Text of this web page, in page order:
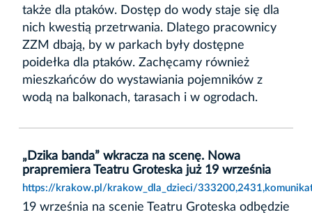
także dla ptaków. Dostęp do wody staje się dla
nich kwestią przetrwania. Dlatego pracownicy
ZZM dbają, by w parkach były dostępne
poidełka dla ptaków. Zachęcamy również
mieszkańców do wystawiania pojemników z
wodą na balkonach, tarasach i w ogrodach.
„Dzika banda” wkracza na scenę. Nowa
prapremiera Teatru Groteska już 19 września
https://krakow.pl/krakow_dla_dzieci/
19 września na scenie Teatru Groteska odbędzie